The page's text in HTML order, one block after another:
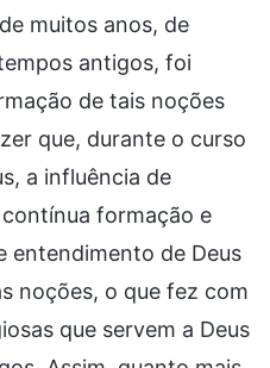
muitos anos, de
antigos, foi
de tais noções
que, durante o curso
a influência de
formação e
entendimento de Deus
noções, o que fez com
que servem a Deus